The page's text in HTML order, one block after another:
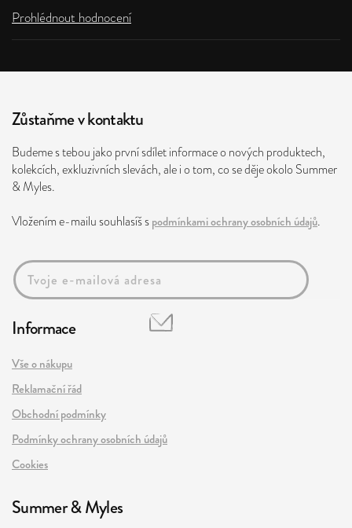
Prohlédnout hodnocení
Zůstaňme v kontaktu
Budeme s tebou jako první sdílet informace o nových produktech,
kolekcích, exkluzivních slevách, ale i o tom, co se děje okolo Summer
& Myles.
Vložením e-mailu souhlasíš spodmínkami ochrany osobních údajů.
Informace
Vše o nákupu
Reklamační řád
Obchodní podmínky
Podmínky ochrany osobních údajů
Cookies
Summer & Myles